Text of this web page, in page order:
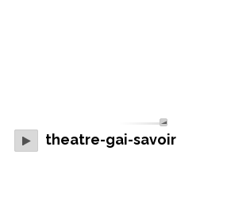
theatre-gai-savoir